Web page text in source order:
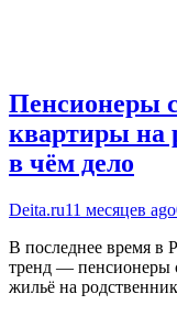
Пенсионеры
квартиры на
в чём дело
Deita.ru11 месяцев ago
В последнее время в
тренд — пенсионеры
жильё на